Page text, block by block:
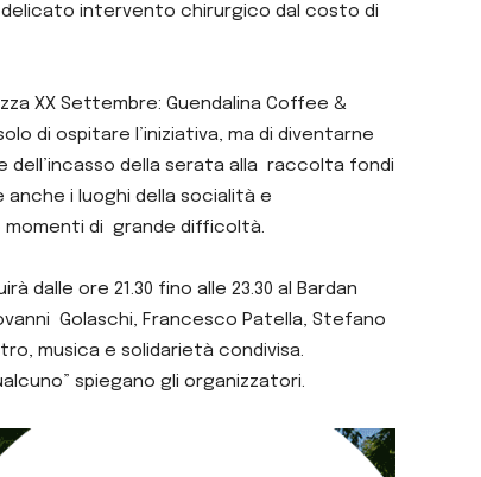
delicato intervento chirurgico dal costo di
XX Settembre: Guendalina Coffee &
di ospitare l’iniziativa, ma di diventarne
della serata alla raccolta fondi
i luoghi della socialità e
di grande difficoltà.
dalle ore 21.30 fino alle 23.30 al Bardan
Golaschi, Francesco Patella, Stefano
musica e solidarietà condivisa.
spiegano gli organizzatori.